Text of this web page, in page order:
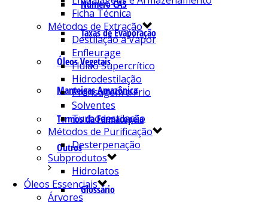
Número CAS
Taxas de Evaporação
Óleos Vegetais
Manteigas Amazônica
Termos da Farmacopeia
Outros
Glossário
Ficha Técnica
Métodos de Extração
Destilação a Vapor
Enfleurage
Fluído Supercrítico
Hidrodestilação
Prensagem a Frio
Solventes
Turbodestilação
Métodos de Purificação
Desterpenação
Subprodutos
Hidrolatos
Óleos Essenciais
Árvores